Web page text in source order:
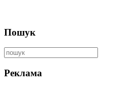
Пошук
Реклама